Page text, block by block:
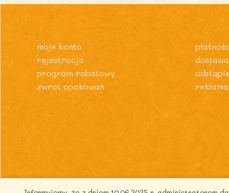
moje konto
rejestracja
program rabatowy
zwrot opakowań
dostawa